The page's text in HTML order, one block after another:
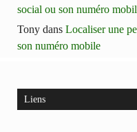
social ou son numéro
Tony dans Localiser une
son numéro mobile
Liens